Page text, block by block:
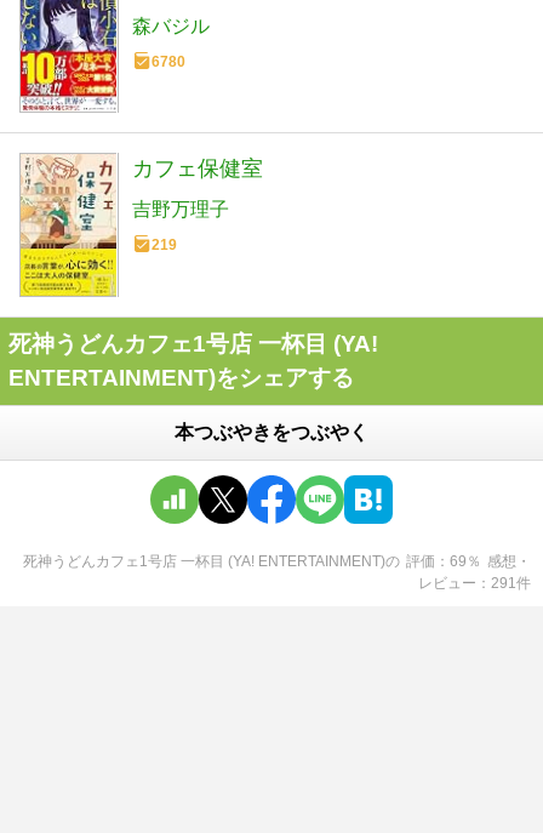
森バジル
6780
カフェ保健室
吉野万理子
219
死神うどんカフェ1号店 一杯目 (YA!
ENTERTAINMENT)をシェアする
本つぶやきをつぶやく
死神うどんカフェ1号店 一杯目 (YA! ENTERTAINMENT)の 評価 69 ％ 感想・
レビュー
291 件